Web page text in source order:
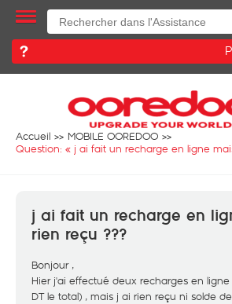
Accueil
MOBILE OOREDOO
Question: « j ai fait un recharge en ligne
j ai fait un recharge en
rien reçu ???
Bonjour ,
Hier j'ai effectué deux recharges en
DT le total) , mais j ai rien reçu ni solde